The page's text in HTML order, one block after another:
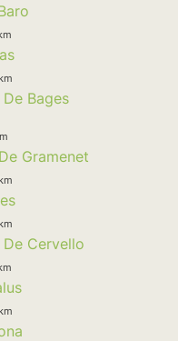
Bages
Gramenet
Cervello